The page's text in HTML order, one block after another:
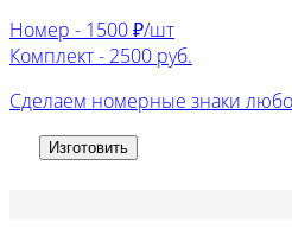
Номер - 1500 ₽/шт
Комплект - 2500 руб.
Сделаем номерные знаки
Изготовить